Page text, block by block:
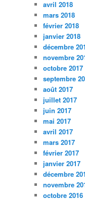
avril 2018
mars 2018
février 2018
janvier 2018
décembre
novembre
octobre 2017
septembre
août 2017
juillet 2017
juin 2017
mai 2017
avril 2017
mars 2017
février 2017
janvier 2017
décembre
novembre
octobre 2016